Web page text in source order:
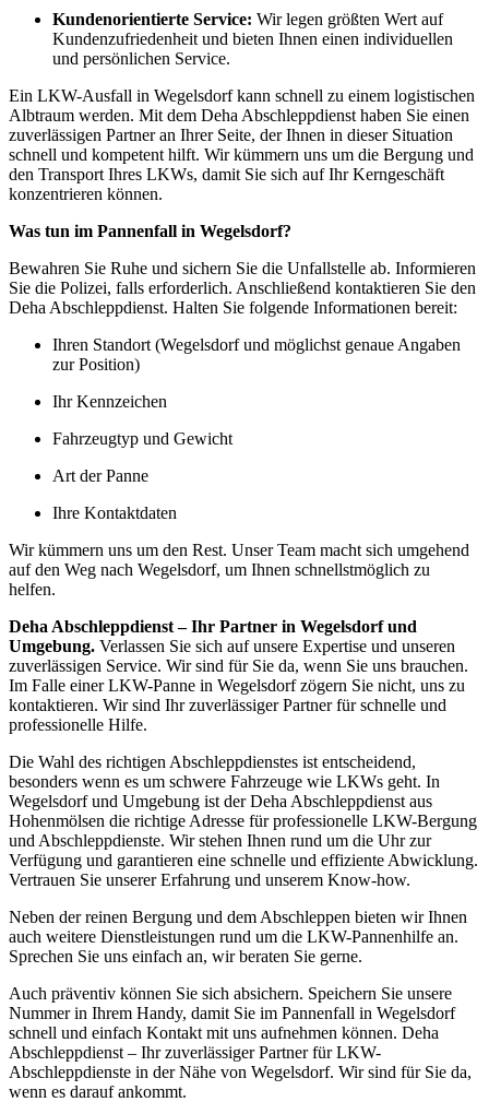
Kundenorientierte Service: Wir legen größten Wert auf
Kundenzufriedenheit und bieten Ihnen einen individuellen
und persönlichen Service.
Ein LKW-Ausfall in Wegelsdorf kann schnell zu einem logistischen
Albtraum werden. Mit dem Deha Abschleppdienst haben Sie einen
zuverlässigen Partner an Ihrer Seite, der Ihnen in dieser Situation
schnell und kompetent hilft. Wir kümmern uns um die Bergung und
den Transport Ihres LKWs, damit Sie sich auf Ihr Kerngeschäft
konzentrieren können.
Was tun im Pannenfall in Wegelsdorf?
Bewahren Sie Ruhe und sichern Sie die Unfallstelle ab. Informieren
Sie die Polizei, falls erforderlich. Anschließend kontaktieren Sie den
Deha Abschleppdienst. Halten Sie folgende Informationen bereit:
Ihren Standort (Wegelsdorf und möglichst genaue Angaben
zur Position)
Ihr Kennzeichen
Fahrzeugtyp und Gewicht
Art der Panne
Ihre Kontaktdaten
Wir kümmern uns um den Rest. Unser Team macht sich umgehend
auf den Weg nach Wegelsdorf, um Ihnen schnellstmöglich zu
helfen.
Deha Abschleppdienst – Ihr Partner in Wegelsdorf und
Umgebung. Verlassen Sie sich auf unsere Expertise und unseren
zuverlässigen Service. Wir sind für Sie da, wenn Sie uns brauchen.
Im Falle einer LKW-Panne in Wegelsdorf zögern Sie nicht, uns zu
kontaktieren. Wir sind Ihr zuverlässiger Partner für schnelle und
professionelle Hilfe.
Die Wahl des richtigen Abschleppdienstes ist entscheidend,
besonders wenn es um schwere Fahrzeuge wie LKWs geht. In
Wegelsdorf und Umgebung ist der Deha Abschleppdienst aus
Hohenmölsen die richtige Adresse für professionelle LKW-Bergung
und Abschleppdienste. Wir stehen Ihnen rund um die Uhr zur
Verfügung und garantieren eine schnelle und effiziente Abwicklung.
Vertrauen Sie unserer Erfahrung und unserem Know-how.
Neben der reinen Bergung und dem Abschleppen bieten wir Ihnen
auch weitere Dienstleistungen rund um die LKW-Pannenhilfe an.
Sprechen Sie uns einfach an, wir beraten Sie gerne.
Auch präventiv können Sie sich absichern. Speichern Sie unsere
Nummer in Ihrem Handy, damit Sie im Pannenfall in Wegelsdorf
schnell und einfach Kontakt mit uns aufnehmen können. Deha
Abschleppdienst – Ihr zuverlässiger Partner für LKW-
Abschleppdienste in der Nähe von Wegelsdorf. Wir sind für Sie da,
wenn es darauf ankommt.